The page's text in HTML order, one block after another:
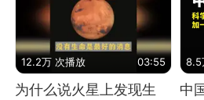
12.2万 次播放 03:55
为什么说火星上发现生
8.5
中